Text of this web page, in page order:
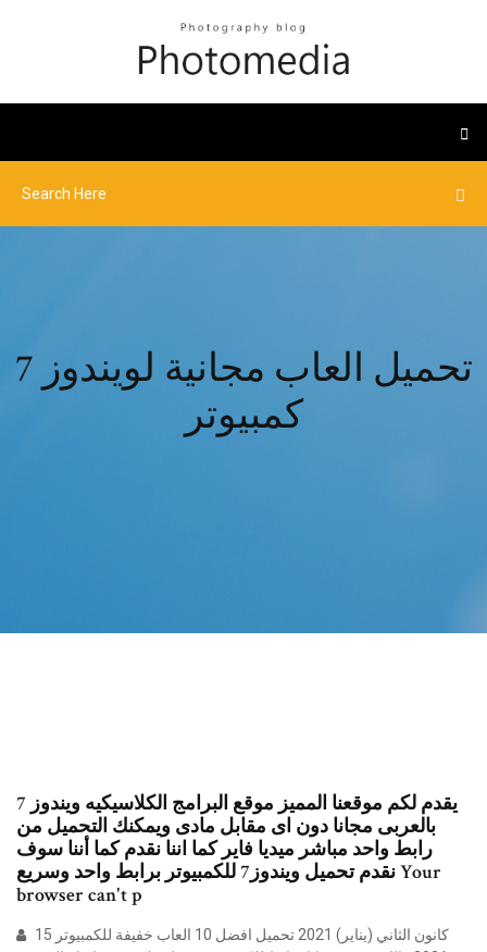
تحميل العاب مجانية لويندوز 7
كمبيوتر
يقدم لكم موقعنا المميز موقع البرامج الكلاسيكيه ويندوز 7
بالعربى مجانا دون اى مقابل مادى ويمكنك التحميل من
رابط واحد مباشر ميديا فاير كما اننا نقدم كما أننا سوف
نقدم تحميل ويندوز7 للكمبيوتر برابط واحد وسريع Your
browser can't p
15 كانون الثاني (يناير) 2021 تحميل افضل 10 العاب خفيفة للكمبيوتر